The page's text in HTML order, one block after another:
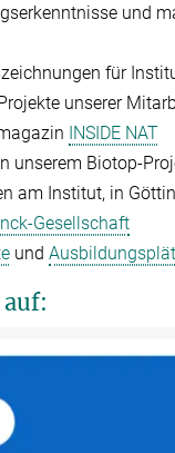
und
für
unserer
INSIDE NAT
unserem Biotop-
am Institut, in
Gesellschaft
und
auf: